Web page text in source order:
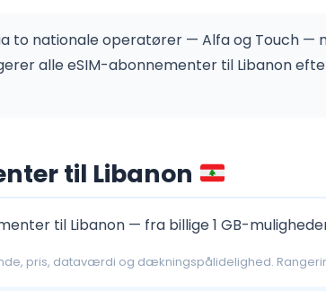
to nationale operatører — Alfa og Touch
alle eSIM-abonnementer til Libanon
til Libanon
til Libanon — fra billige 1 GB-
pris, dataværdi og dækningspålidelighed.